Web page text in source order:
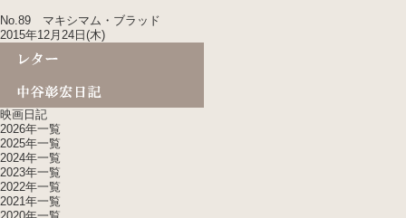
No.89 マキシマム・ブラッド
2015年12月24日(木)
映画日記
2026年一覧
2025年一覧
2024年一覧
2023年一覧
2022年一覧
2021年一覧